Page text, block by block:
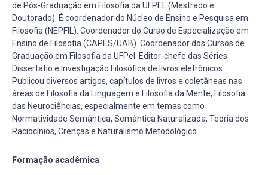
de Pós-Graduação em Filosofia da UFPEL (Mestrado e
Doutorado). É coordenador do Núcleo de Ensino e Pesquisa em
Filosofia (NEPFIL). Coordenador do Curso de Especialização em
Ensino de Filosofia (CAPES/UAB). Coordenador dos Cursos de
Graduação em Filosofia da UFPel. Editor-chefe das Séries
Dissertatio e Investigação Filosófica de livros eletrônicos.
Publicou diversos artigos, capítulos de livros e coletâneas nas
áreas de Filosofia da Linguagem e Filosofia da Mente, Filosofia
das Neurociências, especialmente em temas como
Normatividade Semântica, Semântica Naturalizada, Teoria dos
Raciocínios, Crenças e Naturalismo Metodológico.
Formação acadêmica